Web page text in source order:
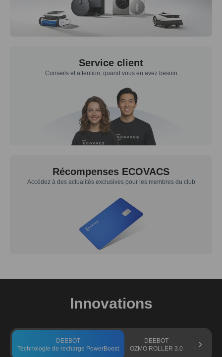
Service client
Conseils et attention, quand vous en avez besoin
Récompenses ECOVACS
Accédez à des actualités exclusives pour les membres du club
Innovations
DEEBOT
Technologie de recharge PowerBoost
DEEBOT
OZMO ROLLER 3.0
WINBOT
Vortex